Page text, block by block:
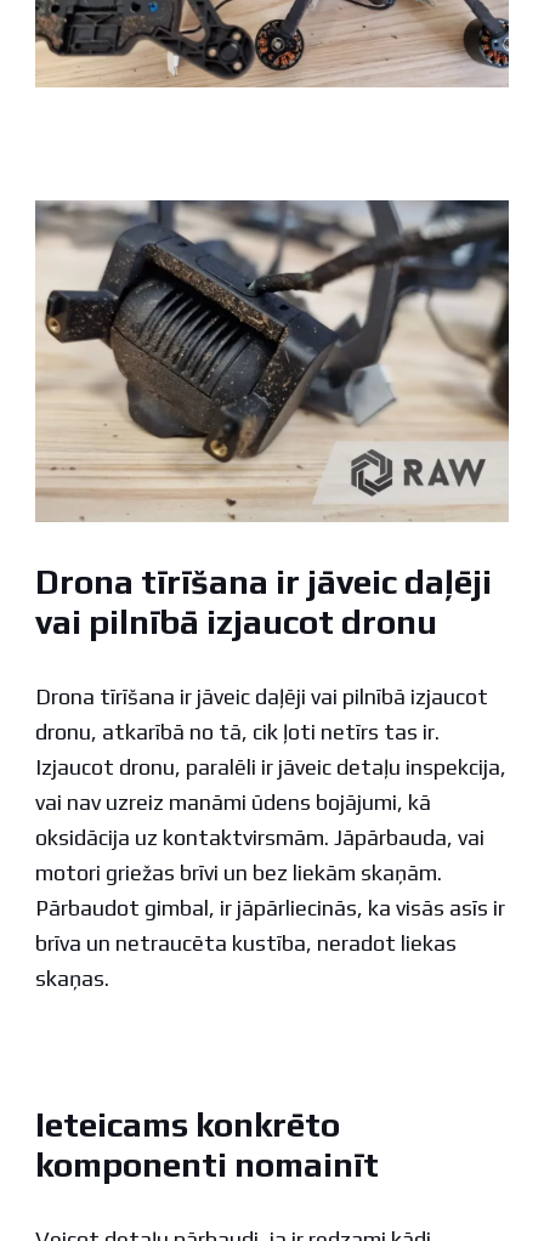
Drona tīrīšana ir jāveic daļēji
vai pilnībā izjaucot dronu
Drona tīrīšana ir jāveic daļēji vai pilnībā izjaucot
dronu, atkarībā no tā, cik ļoti netīrs tas ir.
Izjaucot dronu, paralēli ir jāveic detaļu inspekcija,
vai nav uzreiz manāmi ūdens bojājumi, kā
oksidācija uz kontaktvirsmām. Jāpārbauda, vai
motori griežas brīvi un bez liekām skaņām.
Pārbaudot gimbal, ir jāpārliecinās, ka visās asīs ir
brīva un netraucēta kustība, neradot liekas
skaņas.
Ieteicams konkrēto
komponenti nomainīt